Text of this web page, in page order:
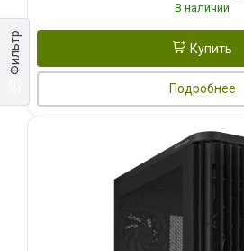
Фильтр
В наличии
Купить
Подробнее